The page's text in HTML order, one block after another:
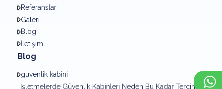
Referanslar
Galeri
Blog
İletişim
Blog
güvenlik kabini
İşletmelerde Güvenlik Kabinleri Neden Bu Kadar Tercih
Whatsapp ×